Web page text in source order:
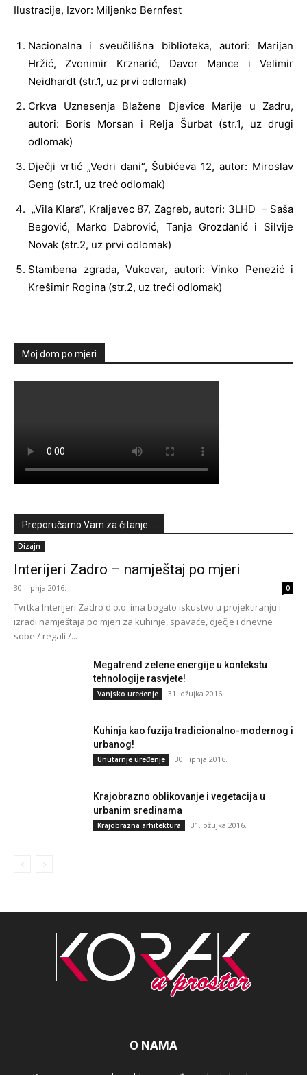
Ilustracije, Izvor: Miljenko Bernfest
Nacionalna i sveučilišna biblioteka, autori: Marijan
Hržić, Zvonimir Krznarić, Davor Mance i Velimir
Neidhardt (str.1, uz prvi odlomak)
Crkva Uznesenja Blažene Djevice Marije u Zadru,
autori: Boris Morsan i Relja Šurbat (str.1, uz drugi
odlomak)
Dječji vrtić „Vedri dani“, Šubićeva 12, autor: Miroslav
Geng (str.1, uz treć odlomak)
„Vila Klara“, Kraljevec 87, Zagreb, autori: 3LHD – Saša
Begović, Marko Dabrović, Tanja Grozdanić i Silvije
Novak (str.2, uz prvi odlomak)
Stambena zgrada, Vukovar, autori: Vinko Penezić i
Krešimir Rogina (str.2, uz treći odlomak)
Moj dom po mjeri
Preporučamo Vam za čitanje ...
Dizajn
Interijeri Zadro – namještaj po mjeri
30. lipnja 2016. 0
Tvrtka Interijeri Zadro d.o.o. ima bogato iskustvo u projektiranju i
izradi namještaja po mjeri za kuhinje, spavaće, dječje i dnevne
sobe / regali /...
Megatrend zelene energije u kontekstu
tehnologije rasvjete!
Vanjsko uređenje 31. ožujka 2016.
Kuhinja kao fuzija tradicionalno-modernog i
urbanog!
Unutarnje uređenje 30. lipnja 2016.
Krajobrazno oblikovanje i vegetacija u
urbanim sredinama
Krajobrazna arhitektura 31. ožujka 2016.
O NAMA